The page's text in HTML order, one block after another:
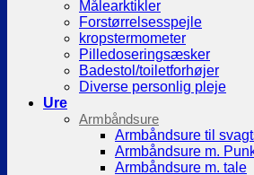
Målearktikler
Forstørrelsesspejle
kropstermometer
Pilledoseringsæsker
Badestol/toiletforhøjer
Diverse personlig pleje
Ure
Armbåndsure
Armbåndsure til
Armbåndsure m.
Armbåndsure m. tale